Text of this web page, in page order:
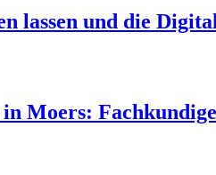
lassen und die
Moers: